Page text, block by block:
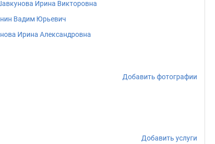
Ирина Викторовна
Вадим Юрьевич
Ирина Александровна
Добавить фотографии
Добавить услуги